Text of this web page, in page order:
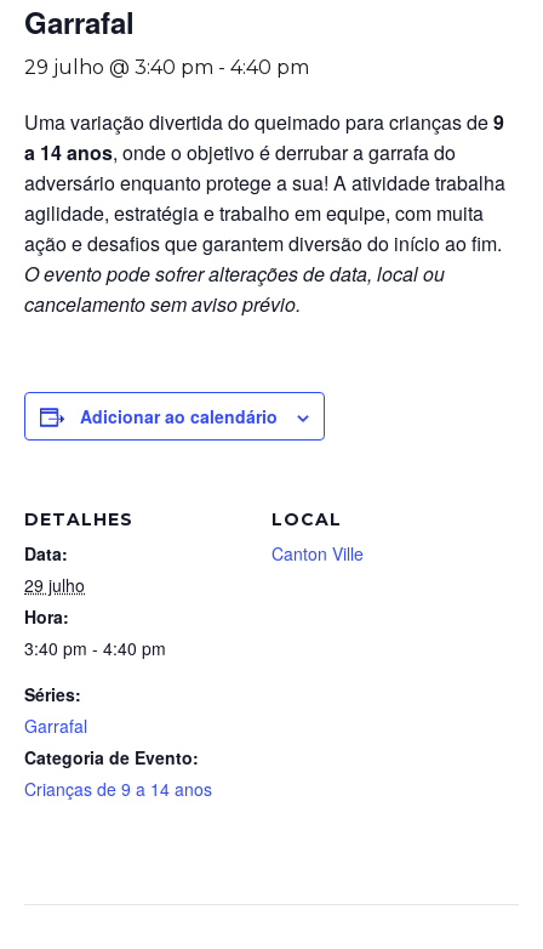
Garrafal
29 julho @ 3:40 pm - 4:40 pm
Uma variação divertida do queimado para crianças de9
a 14 anos, onde o objetivo é derrubar a garrafa do
adversário enquanto protege a sua! A atividade trabalha
agilidade, estratégia e trabalho em equipe, com muita
ação e desafios que garantem diversão do início ao fim.
O evento pode sofrer alterações de data, local ou
cancelamento sem aviso prévio.
Adicionar ao calendário
DETALHES
Data:
29 julho
Hora:
3:40 pm - 4:40 pm
Séries:
Garrafal
Categoria de Evento:
Crianças de 9 a 14 anos
LOCAL
Canton Ville